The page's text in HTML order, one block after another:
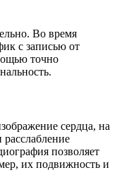
Во время
с записью от
точно
сердца, на
расслабление
позволяет
их подвижность и